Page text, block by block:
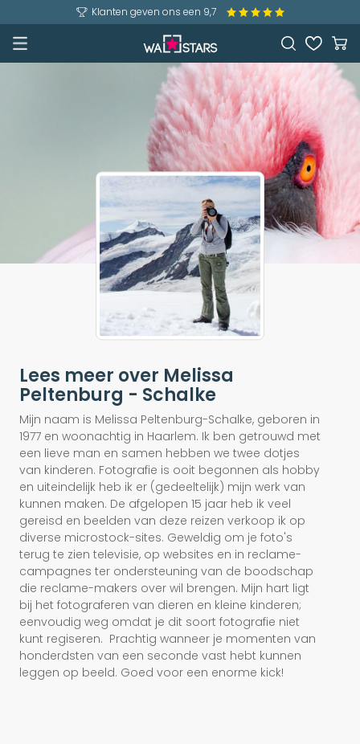
Klanten geven ons een 9,7
Lees meer over Melissa
Peltenburg - Schalke
Mijn naam is Melissa Peltenburg-Schalke, geboren in
1977 en woonachtig in Haarlem. Ik ben getrouwd met
een lieve man en samen hebben we twee dotjes
van kinderen. Fotografie is ooit begonnen als hobby
en uiteindelijk heb ik er (gedeeltelijk) mijn werk van
kunnen maken. De afgelopen 15 jaar heb ik veel
gereisd en beelden van deze reizen verkoop ik op
diverse microstock-sites. Geweldig om je foto's
terug te zien televisie, op websites en in reclame-
campagnes ter ondersteuning van de boodschap
die reclame-makers over wil brengen. Mijn hart ligt
bij het fotograferen van dieren en kleine kinderen;
eenvoudig weg omdat je dit soort fotografie niet
kunt regiseren. Prachtig wanneer je momenten van
honderdsten van een seconde vast hebt kunnen
leggen op beeld. Goed voor een enorme kick!